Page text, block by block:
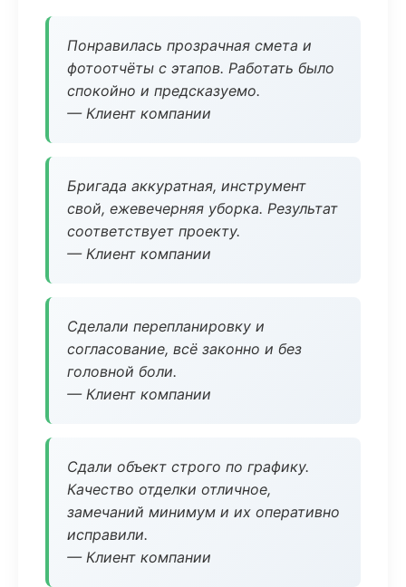
Понравилась прозрачная смета и
фотоотчёты с этапов. Работать было
спокойно и предсказуемо.
— Клиент компании
Бригада аккуратная, инструмент
свой, ежевечерняя уборка. Результат
соответствует проекту.
— Клиент компании
Сделали перепланировку и
согласование, всё законно и без
головной боли.
— Клиент компании
Сдали объект строго по графику.
Качество отделки отличное,
замечаний минимум и их оперативно
исправили.
— Клиент компании